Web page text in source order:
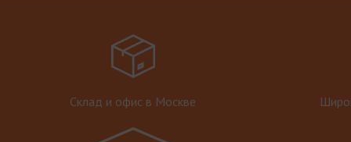
Склад и офис в Москве